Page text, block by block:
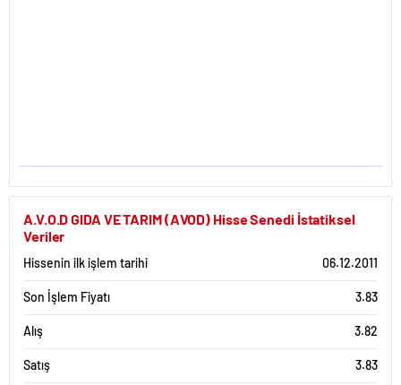
A.V.O.D GIDA VE TARIM (AVOD) Hisse Senedi İstatiksel
Veriler
Hissenin ilk işlem tarihi 06.12.2011
Son İşlem Fiyatı 3.83
Alış 3.82
Satış 3.83